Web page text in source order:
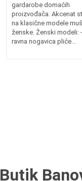
gardarobe domaćih
proizvođača. Akcenat
na klasične modele
ženske. Ženski modeli:
ravna nogavica pliće...
Butik